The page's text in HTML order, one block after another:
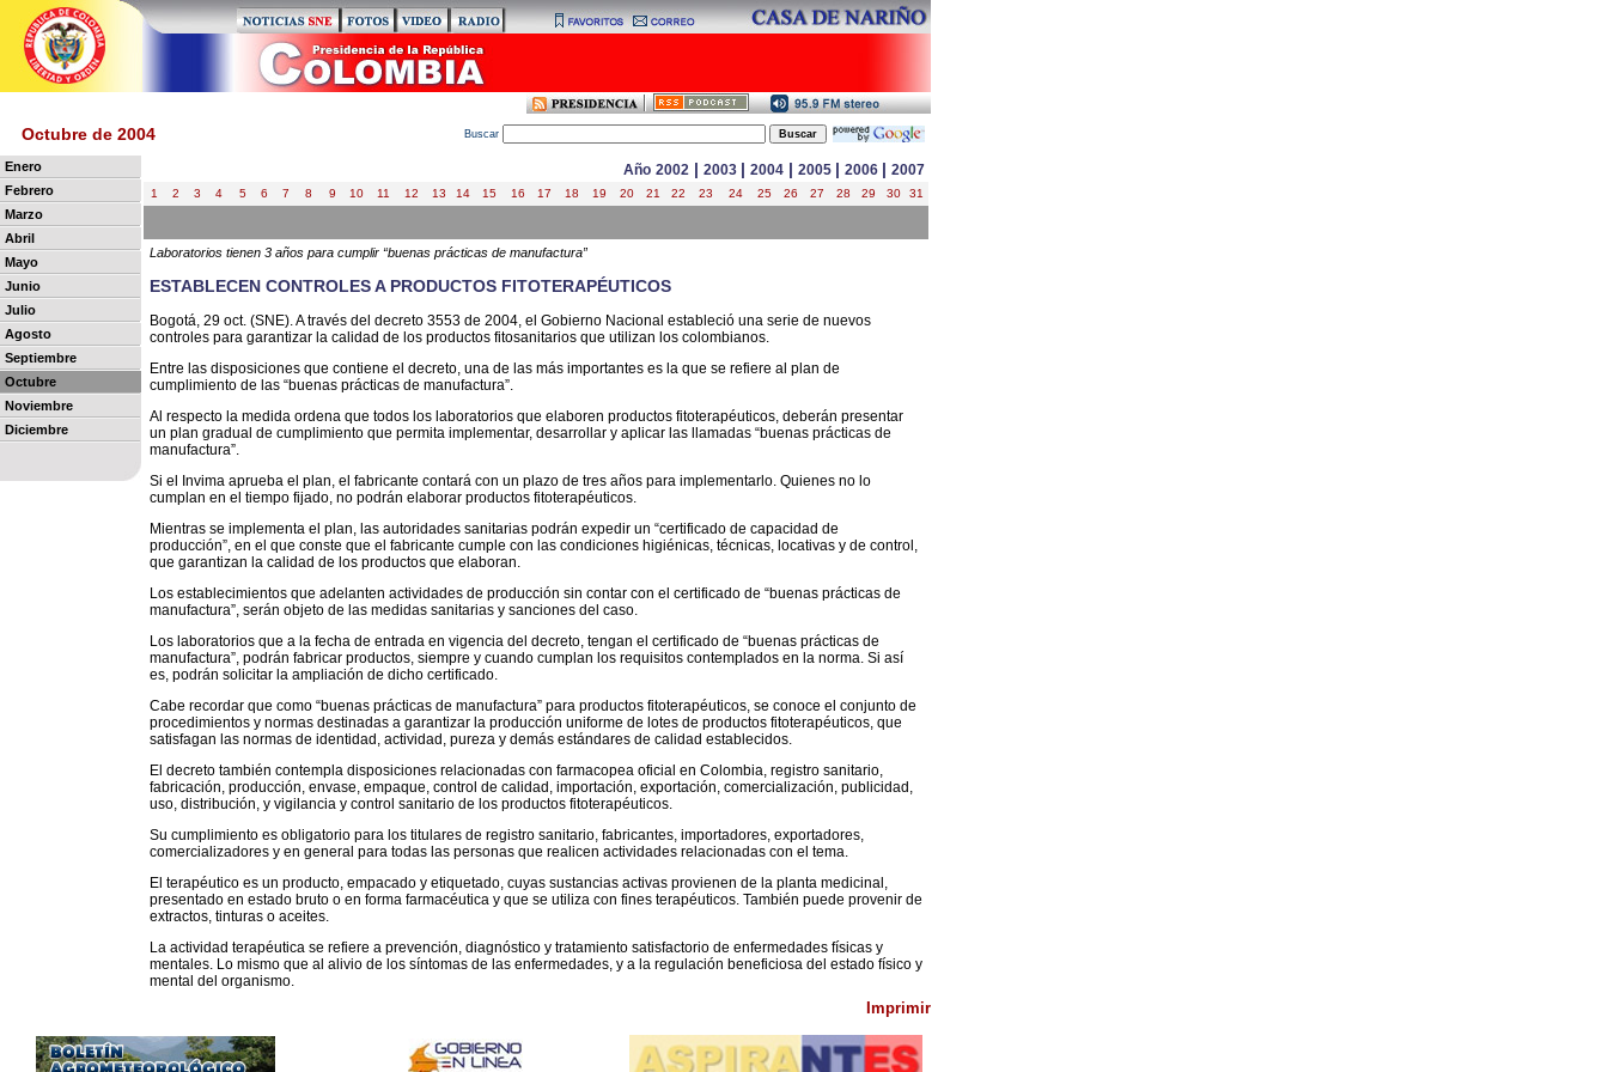
Octubre de 2004 Buscar
Enero
Febrero
Marzo
Abril
Mayo
Junio
Julio
Agosto
Septiembre
Octubre
Noviembre
Diciembre
Año 2002 | 2003 | 2004 | 2005 | 2006 | 2007
1 2 3 4 5 6 7 8 9 10 11 12 13 14 15 16 17 18 19 20 21 22 23 24 25 26 27 28 29 30 31
Laboratorios tienen 3 años para cumplir “buenas prácticas de manufactura”
ESTABLECEN CONTROLES A PRODUCTOS FITOTERAPÉUTICOS
Bogotá, 29 oct. (SNE). A través del decreto 3553 de 2004, el Gobierno Nacional estableció una serie de nuevos
controles para garantizar la calidad de los productos fitosanitarios que utilizan los colombianos.
Entre las disposiciones que contiene el decreto, una de las más importantes es la que se refiere al plan de
cumplimiento de las “buenas prácticas de manufactura”.
Al respecto la medida ordena que todos los laboratorios que elaboren productos fitoterapéuticos, deberán presentar
un plan gradual de cumplimiento que permita implementar, desarrollar y aplicar las llamadas “buenas prácticas de
manufactura”.
Si el Invima aprueba el plan, el fabricante contará con un plazo de tres años para implementarlo. Quienes no lo
cumplan en el tiempo fijado, no podrán elaborar productos fitoterapéuticos.
Mientras se implementa el plan, las autoridades sanitarias podrán expedir un “certificado de capacidad de
producción”, en el que conste que el fabricante cumple con las condiciones higiénicas, técnicas, locativas y de control,
que garantizan la calidad de los productos que elaboran.
Los establecimientos que adelanten actividades de producción sin contar con el certificado de “buenas prácticas de
manufactura”, serán objeto de las medidas sanitarias y sanciones del caso.
Los laboratorios que a la fecha de entrada en vigencia del decreto, tengan el certificado de “buenas prácticas de
manufactura”, podrán fabricar productos, siempre y cuando cumplan los requisitos contemplados en la norma. Si así
es, podrán solicitar la ampliación de dicho certificado.
Cabe recordar que como “buenas prácticas de manufactura” para productos fitoterapéuticos, se conoce el conjunto de
procedimientos y normas destinadas a garantizar la producción uniforme de lotes de productos fitoterapéuticos, que
satisfagan las normas de identidad, actividad, pureza y demás estándares de calidad establecidos.
El decreto también contempla disposiciones relacionadas con farmacopea oficial en Colombia, registro sanitario,
fabricación, producción, envase, empaque, control de calidad, importación, exportación, comercialización, publicidad,
uso, distribución, y vigilancia y control sanitario de los productos fitoterapéuticos.
Su cumplimiento es obligatorio para los titulares de registro sanitario, fabricantes, importadores, exportadores,
comercializadores y en general para todas las personas que realicen actividades relacionadas con el tema.
El terapéutico es un producto, empacado y etiquetado, cuyas sustancias activas provienen de la planta medicinal,
presentado en estado bruto o en forma farmacéutica y que se utiliza con fines terapéuticos. También puede provenir de
extractos, tinturas o aceites.
La actividad terapéutica se refiere a prevención, diagnóstico y tratamiento satisfactorio de enfermedades físicas y
mentales. Lo mismo que al alivio de los síntomas de las enfermedades, y a la regulación beneficiosa del estado físico y
mental del organismo.
Imprimir